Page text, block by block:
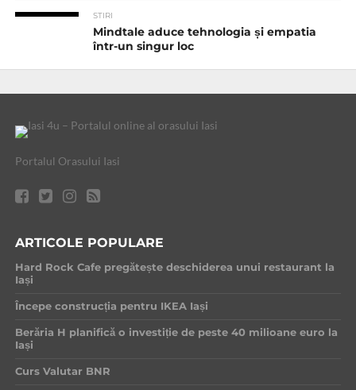
STIRI
Mindtale aduce tehnologia și empatia
într-un singur loc
Portalul Orasului Iasi
ARTICOLE POPULARE
Hard Rock Cafe pregătește deschiderea unui restaurant la
Iași
Începe construcția pentru IKEA Iași
Berăria H planifică o investiție de peste 40 milioane euro la
Iași
Curs Valutar BNR